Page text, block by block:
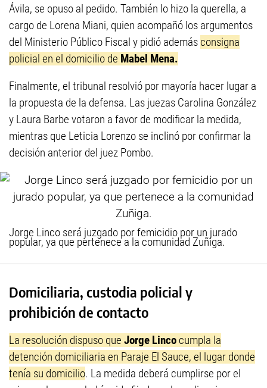
Ávila, se opuso al pedido. También lo hizo la querella, a
cargo de Lorena Miani, quien acompañó los argumentos
del Ministerio Público Fiscal y pidió además consigna
policial en el domicilio de Mabel Mena.
Finalmente, el tribunal resolvió por mayoría hacer lugar a
la propuesta de la defensa. Las juezas Carolina González
y Laura Barbe votaron a favor de modificar la medida,
mientras que Leticia Lorenzo se inclinó por confirmar la
decisión anterior del juez Pombo.
Jorge Linco será juzgado por femicidio por un jurado
popular, ya que pertenece a la comunidad Zuñiga.
Domiciliaria, custodia policial y
prohibición de contacto
La resolución dispuso que Jorge Linco cumpla la
detención domiciliaria en Paraje El Sauce, el lugar donde
tenía su domicilio. La medida deberá cumplirse por el